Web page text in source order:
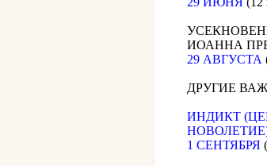
ИОАННА
29 АВГУСТА
ДРУГИЕ
ИНДИКТ
1 СЕНТЯБРЯ